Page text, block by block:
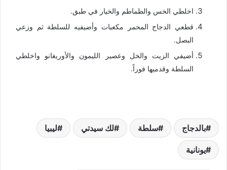
اخلطي الخس والطماطم والخيار في طبق.
قطعي الدجاج المحمر مكعبات وأضيفيه للسلطة ثم وزعي
البصل.
أضيفي الزيت والخل وعصير الليمون والأوريغانو واخلطي
السلطة وقدميها فوراً.
بالدجاج سلطة لك سيدتي ليبيا
يونانية